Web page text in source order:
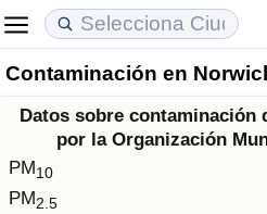
Contaminación en
Datos sobre contaminación
por la Organización
PM10
PM2.5
Coste de vida
Índice de Costo de Vida
Índice de Costo de Vida
Precios de las propiedades
Índice de Precios de
Índice de Precios de Inmuebles
Calidad de Vida
Índice de Calidad de Vida
Índice de Calidad de Vida